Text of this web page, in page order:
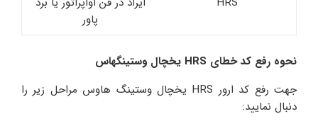
پاور
نحوه رفع کد خطای HRS یخچال وستینگهاس
جهت رفع کد ارور HRS یخچال وستینگ هاوس مراحل زیر را
دنبال نمایید: